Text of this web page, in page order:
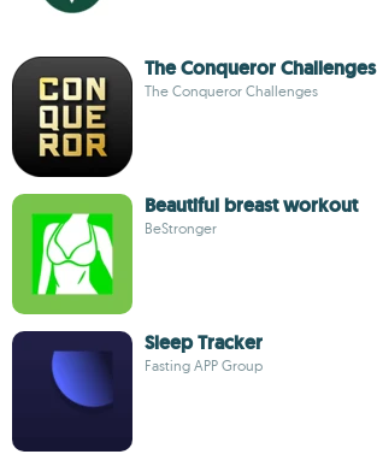
The Conqueror Challenges
The Conqueror Challenges
Beautiful breast workout
BeStronger
Sleep Tracker
Fasting APP Group